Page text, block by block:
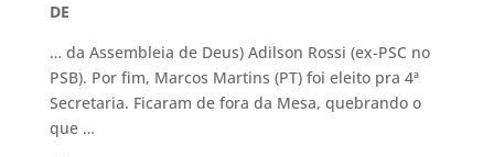
DE
… da Assembleia de Deus) Adilson Rossi (ex-PSC no
PSB). Por fim, Marcos Martins (PT) foi eleito pra 4ª
Secretaria. Ficaram de fora da Mesa, quebrando o
que …